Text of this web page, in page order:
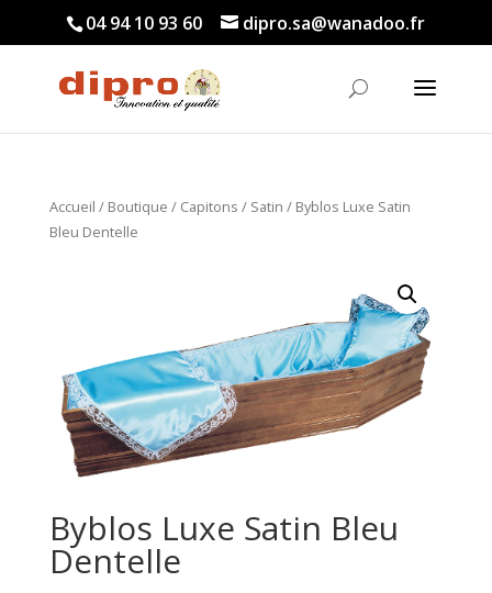
04 94 10 93 60 dipro.sa@wanadoo.fr
Accueil / Boutique / Capitons / Satin / Byblos Luxe Satin
Bleu Dentelle
Byblos Luxe Satin Bleu
Dentelle